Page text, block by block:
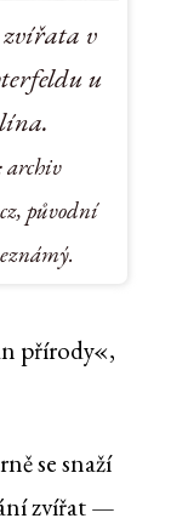
v
u
archiv
původní
přírody«,
se snaží
zvířat —